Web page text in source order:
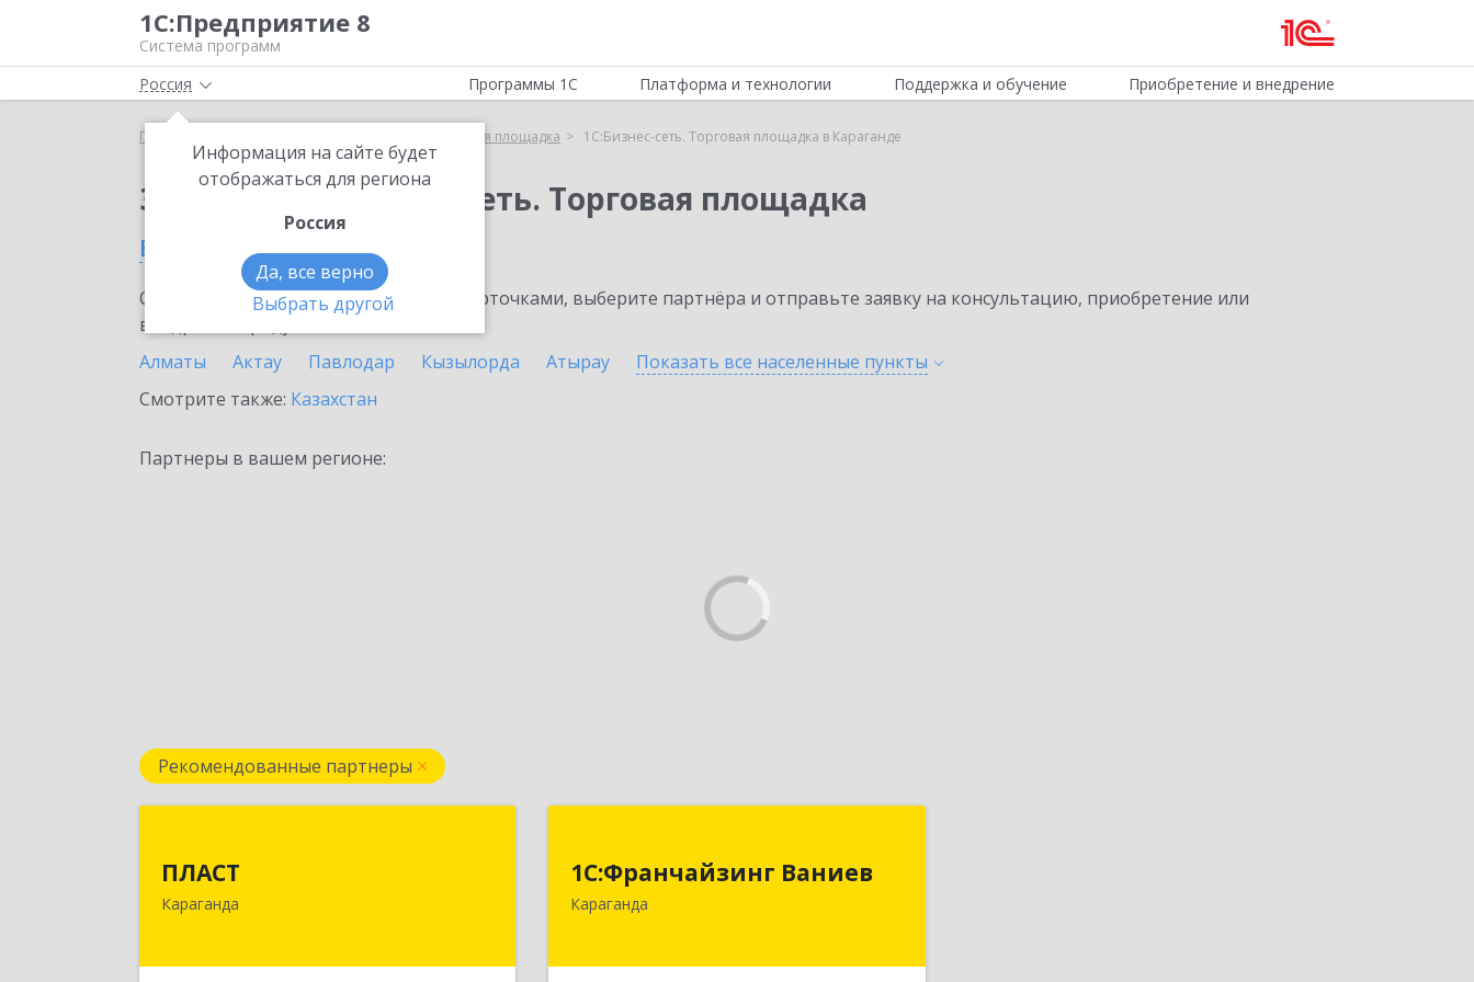
1С:Предприятие 8
Система программ
Россия
Информация на сайте будет
отображаться для региона
Россия
Да, все верно
Выбрать другой
Программы 1С Платформа и технологии Поддержка и обучение Приобретение и внедрение
Главная 1С:Бизнес-сеть. Торговая площадка 1С:Бизнес-сеть. Торговая площадка в Караганде
Заказать 1С:Бизнес-сеть. Торговая площадка
в Караганде
Ознакомьтесь с информационными карточками, выберите партнёра и отправьте заявку на консультацию, приобретение или
внедрение продукта.
Алматы
Актау Павлодар Кызылорда Атырау Показать все населенные пункты
Смотрите также: Казахстан
Партнеры в вашем регионе:
Рекомендованные партнеры
ПЛАСТ
Караганда
Подробнее
1С:Франчайзинг Ваниев
Караганда
Караганда, ул. Комиссарова 34-2
Подробнее